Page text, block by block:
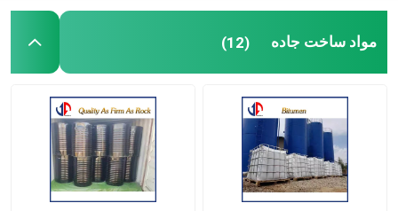
مواد ساخت جاده (12)